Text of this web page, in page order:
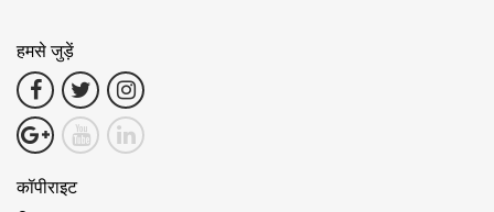
हमसे जुड़ें
कॉपीराइट